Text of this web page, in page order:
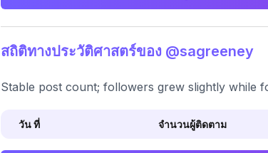
สถิติทางประวัติศาสตร์ของ @sagreeney
Stable post count; followers grew slightly while
วัน ที่ จำนวนผู้ติดตาม